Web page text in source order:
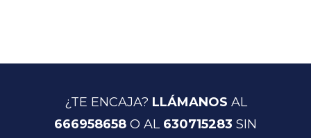
¿TE ENCAJA? LLÁMANOS AL
666958658 O AL 630715283 SIN